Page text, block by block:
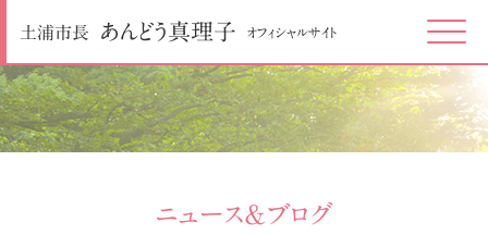
土浦市長 あんどう真理子 オフィシャルサイト Click
ニュース＆ブログ